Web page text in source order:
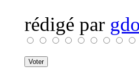
rédigé par gdo